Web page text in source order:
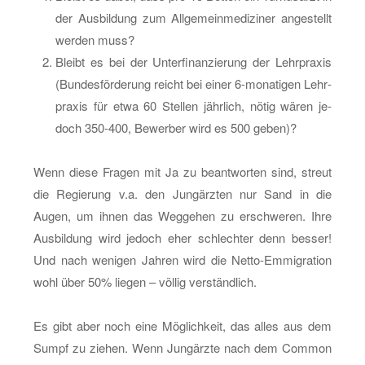
der Aus­bil­dung zum All­ge­mein­me­di­zi­ner an­ge­stellt
wer­den muss?
Bleibt es bei der Un­ter­fi­nan­zie­rung der Lehr­pra­xis
(Bun­des­för­de­rung reicht bei einer 6-mo­na­ti­gen Lehr­
pra­xis für etwa 60 Stel­len jähr­lich, nötig wären je­
doch 350-400, Be­wer­ber wird es 500 geben)?
Wenn diese Fra­gen mit Ja zu be­ant­wor­ten sind, streut
die Re­gie­rung v.a. den Jung­ärz­ten nur Sand in die
Augen, um ihnen das Weg­ge­hen zu er­schwe­ren. Ihre
Aus­bil­dung wird je­doch eher schlech­ter denn bes­ser!
Und nach we­ni­gen Jah­ren wird die Net­to-Em­mi­gra­ti­on
wohl über 50% lie­gen – völ­lig ver­ständ­lich.
Es gibt aber noch eine Mög­lich­keit, das alles aus dem
Sumpf zu zie­hen. Wenn Jung­ärz­te nach dem Com­mon